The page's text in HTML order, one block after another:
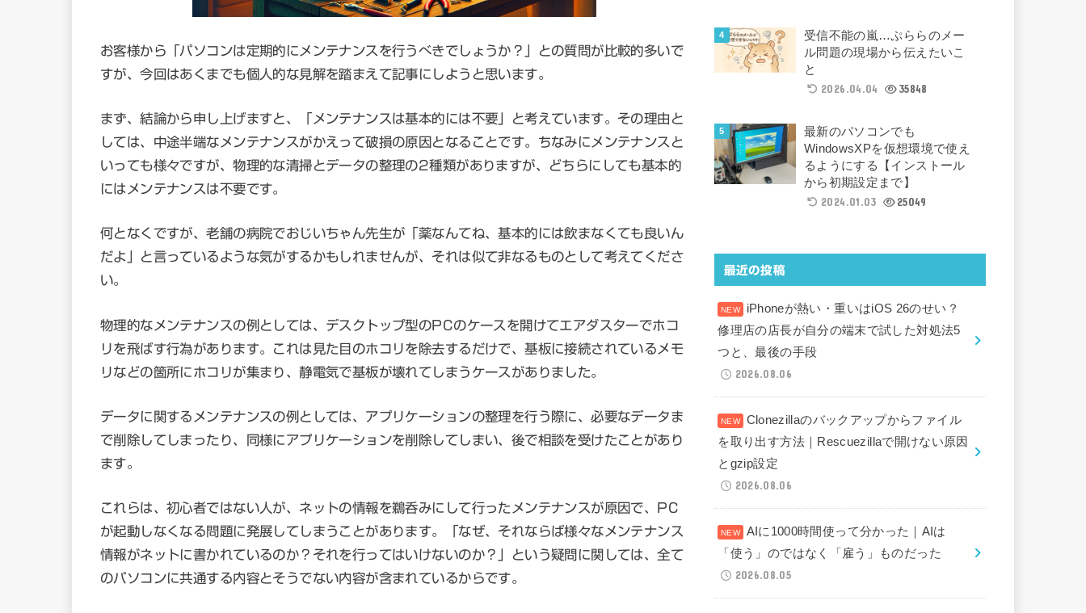
お客様から「パソコンは定期的にメンテナンスを行うべきでしょうか？」との質問が比較的多いで
すが、今回はあくまでも個人的な見解を踏まえて記事にしようと思います。
まず、結論から申し上げますと、「メンテナンスは基本的には不要」と考えています。その理由と
しては、中途半端なメンテナンスがかえって破損の原因となることです。ちなみにメンテナンスと
いっても様々ですが、物理的な清掃とデータの整理の2種類がありますが、どちらにしても基本的
にはメンテナンスは不要です。
何となくですが、老舗の病院でおじいちゃん先生が「薬なんてね、基本的には飲まなくても良いん
だよ」と言っているような気がするかもしれませんが、それは似て非なるものとして考えてくださ
い。
物理的なメンテナンスの例としては、デスクトップ型のPCのケースを開けてエアダスターでホコ
リを飛ばす行為があります。これは見た目のホコリを除去するだけで、基板に接続されているメモ
リなどの箇所にホコリが集まり、静電気で基板が壊れてしまうケースがありました。
データに関するメンテナンスの例としては、アプリケーションの整理を行う際に、必要なデータま
で削除してしまったり、同様にアプリケーションを削除してしまい、後で相談を受けたことがあり
ます。
これらは、初心者ではない人が、ネットの情報を鵜呑みにして行ったメンテナンスが原因で、PC
が起動しなくなる問題に発展してしまうことがあります。「なぜ、それならば様々なメンテナンス
情報がネットに書かれているのか？それを行ってはいけないのか？」という疑問に関しては、全て
のパソコンに共通する内容とそうでない内容が含まれているからです。
受信不能の嵐…ぷららのメー
ル問題の現場から伝えたいこ
と
2026.04.04
35848
最新のパソコンでも
WindowsXPを仮想環境で使え
るようにする【インストール
から初期設定まで】
2024.01.03
25049
最近の投稿
iPhoneが熱い・重いはiOS 26のせい？
修理店の店長が自分の端末で試した対処法5
つと、最後の手段
2026.08.06
Clonezillaのバックアップからファイル
を取り出す方法｜Rescuezillaで開けない原因
とgzip設定
2026.08.06
AIに1000時間使って分かった｜AIは
「使う」のではなく「雇う」ものだった
2026.08.05